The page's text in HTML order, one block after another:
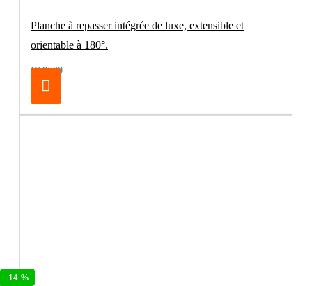
-14 %
Planche à repasser intégrée de luxe, extensible et
orientable à 180°.
€249.00